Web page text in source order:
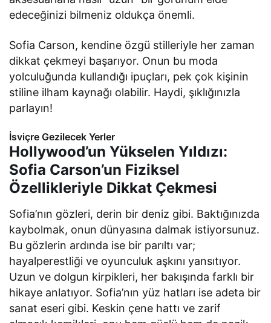
edeceğinizi bilmeniz oldukça önemli.
Sofia Carson, kendine özgü stilleriyle her zaman
dikkat çekmeyi başarıyor. Onun bu moda
yolculuğunda kullandığı ipuçları, pek çok kişinin
stiline ilham kaynağı olabilir. Haydi, şıklığınızla
parlayın!
İsviçre Gezilecek Yerler
Hollywood’un Yükselen Yıldızı:
Sofia Carson’un Fiziksel
Özellikleriyle Dikkat Çekmesi
Sofia’nın gözleri, derin bir deniz gibi. Baktığınızda
kaybolmak, onun dünyasına dalmak istiyorsunuz.
Bu gözlerin ardında ise bir parıltı var;
hayalperestliği ve oyunculuk aşkını yansıtıyor.
Uzun ve dolgun kirpikleri, her bakışında farklı bir
hikaye anlatıyor. Sofia’nın yüz hatları ise adeta bir
sanat eseri gibi. Keskin çene hattı ve zarif